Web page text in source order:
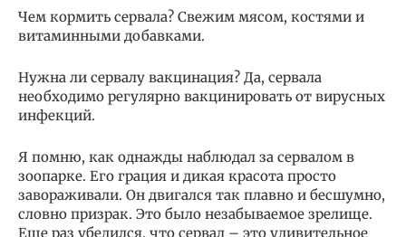
Чем кормить сервала? Свежим мясом, костями и
витаминными добавками.
Нужна ли сервалу вакцинация? Да, сервала
необходимо регулярно вакцинировать от вирусных
инфекций.
Я помню, как однажды наблюдал за сервалом в
зоопарке. Его грация и дикая красота просто
завораживали. Он двигался так плавно и бесшумно,
словно призрак. Это было незабываемое зрелище.
Еще раз убедился, что сервал – это удивительное